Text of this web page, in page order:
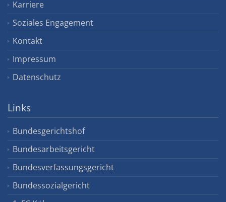
Karriere
Soziales Engagement
Kontakt
Impressum
Datenschutz
Links
Bundesgerichtshof
Bundesarbeitsgericht
Bundesverfassungsgericht
Bundessozialgericht